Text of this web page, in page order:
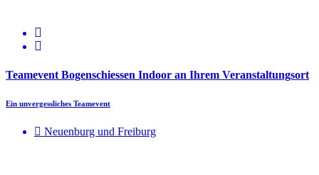
Teamevent Bogenschiessen Indoor an Ihrem Veranstaltungsort
Ein unvergessliches Teamevent
Neuenburg und Freiburg